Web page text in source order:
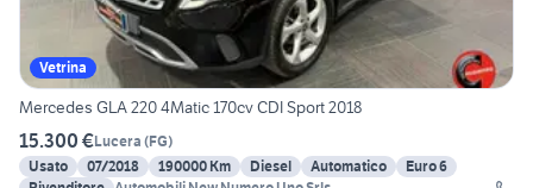
Vetrina
Mercedes GLA 220 4Matic 170cv CDI Sport 2018
15.300 €Lucera (FG)
Usato
07/2018 190000 Km Diesel Automatico
Euro 6